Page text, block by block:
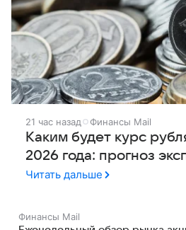
21 час назад Финансы Mail
Каким будет курс
2026 года: прогноз
Читать дальше
Финансы Mail